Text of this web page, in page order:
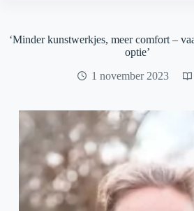
‘Minder kunstwerkjes, meer comfort –
optie’
1 november 2023